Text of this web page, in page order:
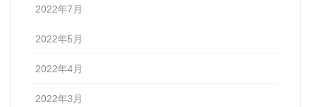
2022年7月
2022年5月
2022年4月
2022年3月